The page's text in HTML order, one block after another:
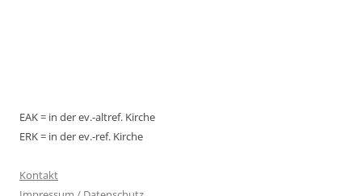
EAK = in der ev.-altref. Kirche
ERK = in der ev.-ref. Kirche
Kontakt